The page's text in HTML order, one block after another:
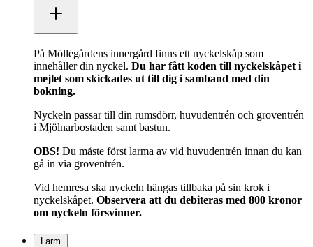
På Möllegårdens innergård finns ett nyckelskåp som
innehåller din nyckel. Du har fått koden till nyckelskåpet i
mejlet som skickades ut till dig i samband med din
bokning.
Nyckeln passar till din rumsdörr, huvudentrén och groventrén
i Mjölnarbostaden samt bastun.
OBS! Du måste först larma av vid huvudentrén innan du kan
gå in via groventrén.
Vid hemresa ska nyckeln hängas tillbaka på sin krok i
nyckelskåpet. Observera att du debiteras med 800 kronor
om nyckeln försvinner.
Larm